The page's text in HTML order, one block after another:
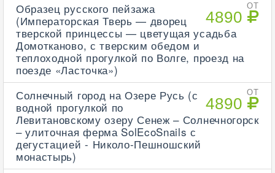
ОТ
4890
Образец русского пейзажа
(Императорская Тверь — дворец
тверской принцессы — цветущая усадьба
Домотканово, с тверским обедом и
теплоходной прогулкой по Волге, проезд на
поезде «Ласточка»)
ОТ
4890
Солнечный город на Озере Русь (с
водной прогулкой по
Левитановскому озеру Сенеж – Солнечногорск
– улиточная ферма SolEcoSnails с
дегустацией - Николо-Пешношский
монастырь)